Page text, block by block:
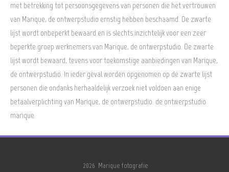
met betrekking tot persoonsgegevens van personen die het vertrouwen
van Marique, de ontwerpstudio ernstig hebben beschaamd. De zwarte
lijst wordt onbeperkt bewaard en is slechts inzichtelijk voor een zeer
beperkte groep werknemers van Marique, de ontwerpstudio. De zwarte
lijst wordt bewaard, tevens voor toekomstige aanbiedingen van Marique,
de ontwerpstudio. In ieder geval worden opgenomen op de zwarte lijst
personen die ondanks herhaaldelijk verzoek niet voldoen aan enige
betaalverplichting van Marique, de ontwerpstudio. de ontwerpstudio
marique
2026 Marique fotografie